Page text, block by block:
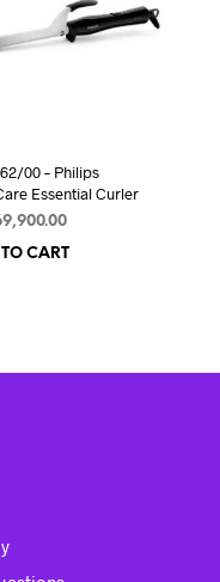
00 – Philips
Essential Curler
CART